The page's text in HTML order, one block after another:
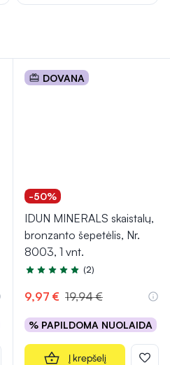
DOVANA
-50%
IDUN MINERALS skaistalų,
bronzanto šepetėlis, Nr.
8003, 1 vnt.
Įvertinimas 5.0 iš 5
(2)
9,97 € 19,94 €
% PAPILDOMA NUOLAIDA
Į krepšelį